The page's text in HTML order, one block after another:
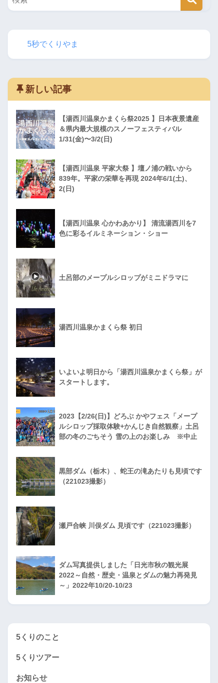
5秒でくりやま
新しい記事
【湯西川温泉かまくら祭2025 】日本夜景遺産
＆県内最大規模のスノーフェスティバル
1/31(金)〜3/2(日)
【湯西川温泉 平家大祭 】壇ノ浦の戦いから
839年。平家の栄華を再現 2024年6/1(土)、
2(日)
【湯西川温泉 心かわあかり】 清流湯西川を7
色に彩るイルミネーション・ショー
土呂部のメープルシロップがミニドラマに
湯西川温泉かまくら祭 初日
いよいよ明日から「湯西川温泉かまくら祭」が
スタートします。
2023【2/26(日)】どろぶ かやフェス「メープ
ルシロップ採取体験+かんじき自然観察」土呂
部の冬のごちそう 雪の上のお楽しみ ※中止
黒部ダム（栃木）、蛇王の滝あたりも見頃です
（221023撮影）
瀬戸合峡 川俣ダム 見頃です（221023撮影）
ダム写真提供しました「日光市秋の観光展
2022～自然・歴史・温泉とダムの魅力再発見
～」2022年10/20-10/23
5くりのこと
5くりツアー
お知らせ